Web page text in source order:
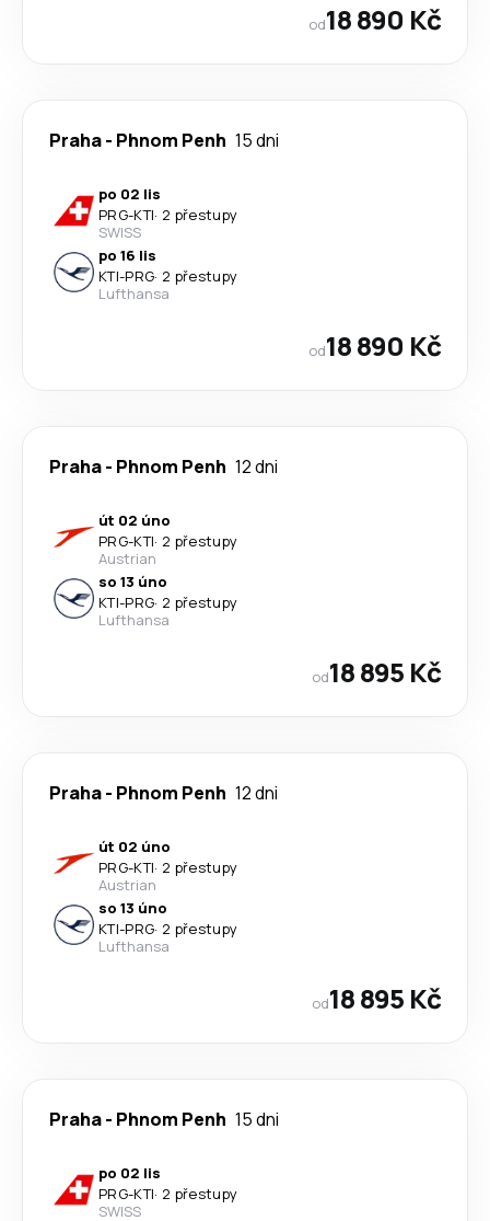
od18 890 Kč
Praha- Phnom Penh 15 dni
po 02 lis
PRG-KTI· 2 přestupy
SWISS
po 16 lis
KTI-PRG· 2 přestupy
Lufthansa
od18 890 Kč
Praha- Phnom Penh 12 dni
út 02 úno
PRG-KTI· 2 přestupy
Austrian
so 13 úno
KTI-PRG· 2 přestupy
Lufthansa
od18 895 Kč
Praha- Phnom Penh 12 dni
út 02 úno
PRG-KTI· 2 přestupy
Austrian
so 13 úno
KTI-PRG· 2 přestupy
Lufthansa
od18 895 Kč
Praha- Phnom Penh 15 dni
po 02 lis
PRG-KTI· 2 přestupy
SWISS